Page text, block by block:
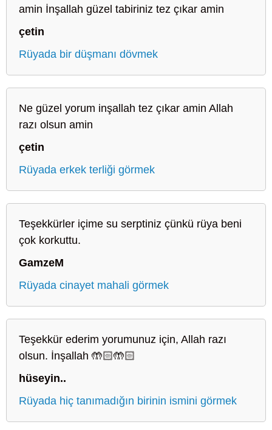
amin İnşallah güzel tabiriniz tez çıkar amin
çetin
Rüyada bir düşmanı dövmek
Ne güzel yorum inşallah tez çıkar amin Allah
razı olsun amin
çetin
Rüyada erkek terliği görmek
Teşekkürler içime su serptiniz çünkü rüya beni
çok korkuttu.
GamzeM
Rüyada cinayet mahali görmek
Teşekkür ederim yorumunuz için, Allah razı
olsun. İnşallah 🤲🏻🤲🏻
hüseyin..
Rüyada hiç tanımadığın birinin ismini görmek